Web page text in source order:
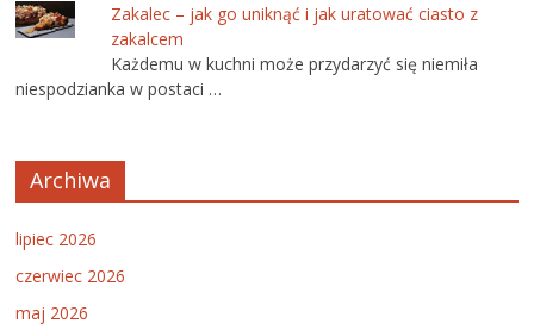
Zakalec – jak go uniknąć i jak uratować ciasto z
zakalcem
Każdemu w kuchni może przydarzyć się niemiła
niespodzianka w postaci …
Archiwa
lipiec 2026
czerwiec 2026
maj 2026